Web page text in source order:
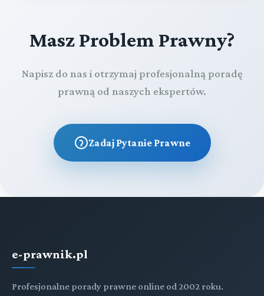
Masz Problem Prawny?
Napisz do nas i otrzymaj profesjonalną poradę
prawną od naszych ekspertów.
Zadaj Pytanie Prawne
e-prawnik.pl
Profesjonalne porady prawne online od 2002 roku.